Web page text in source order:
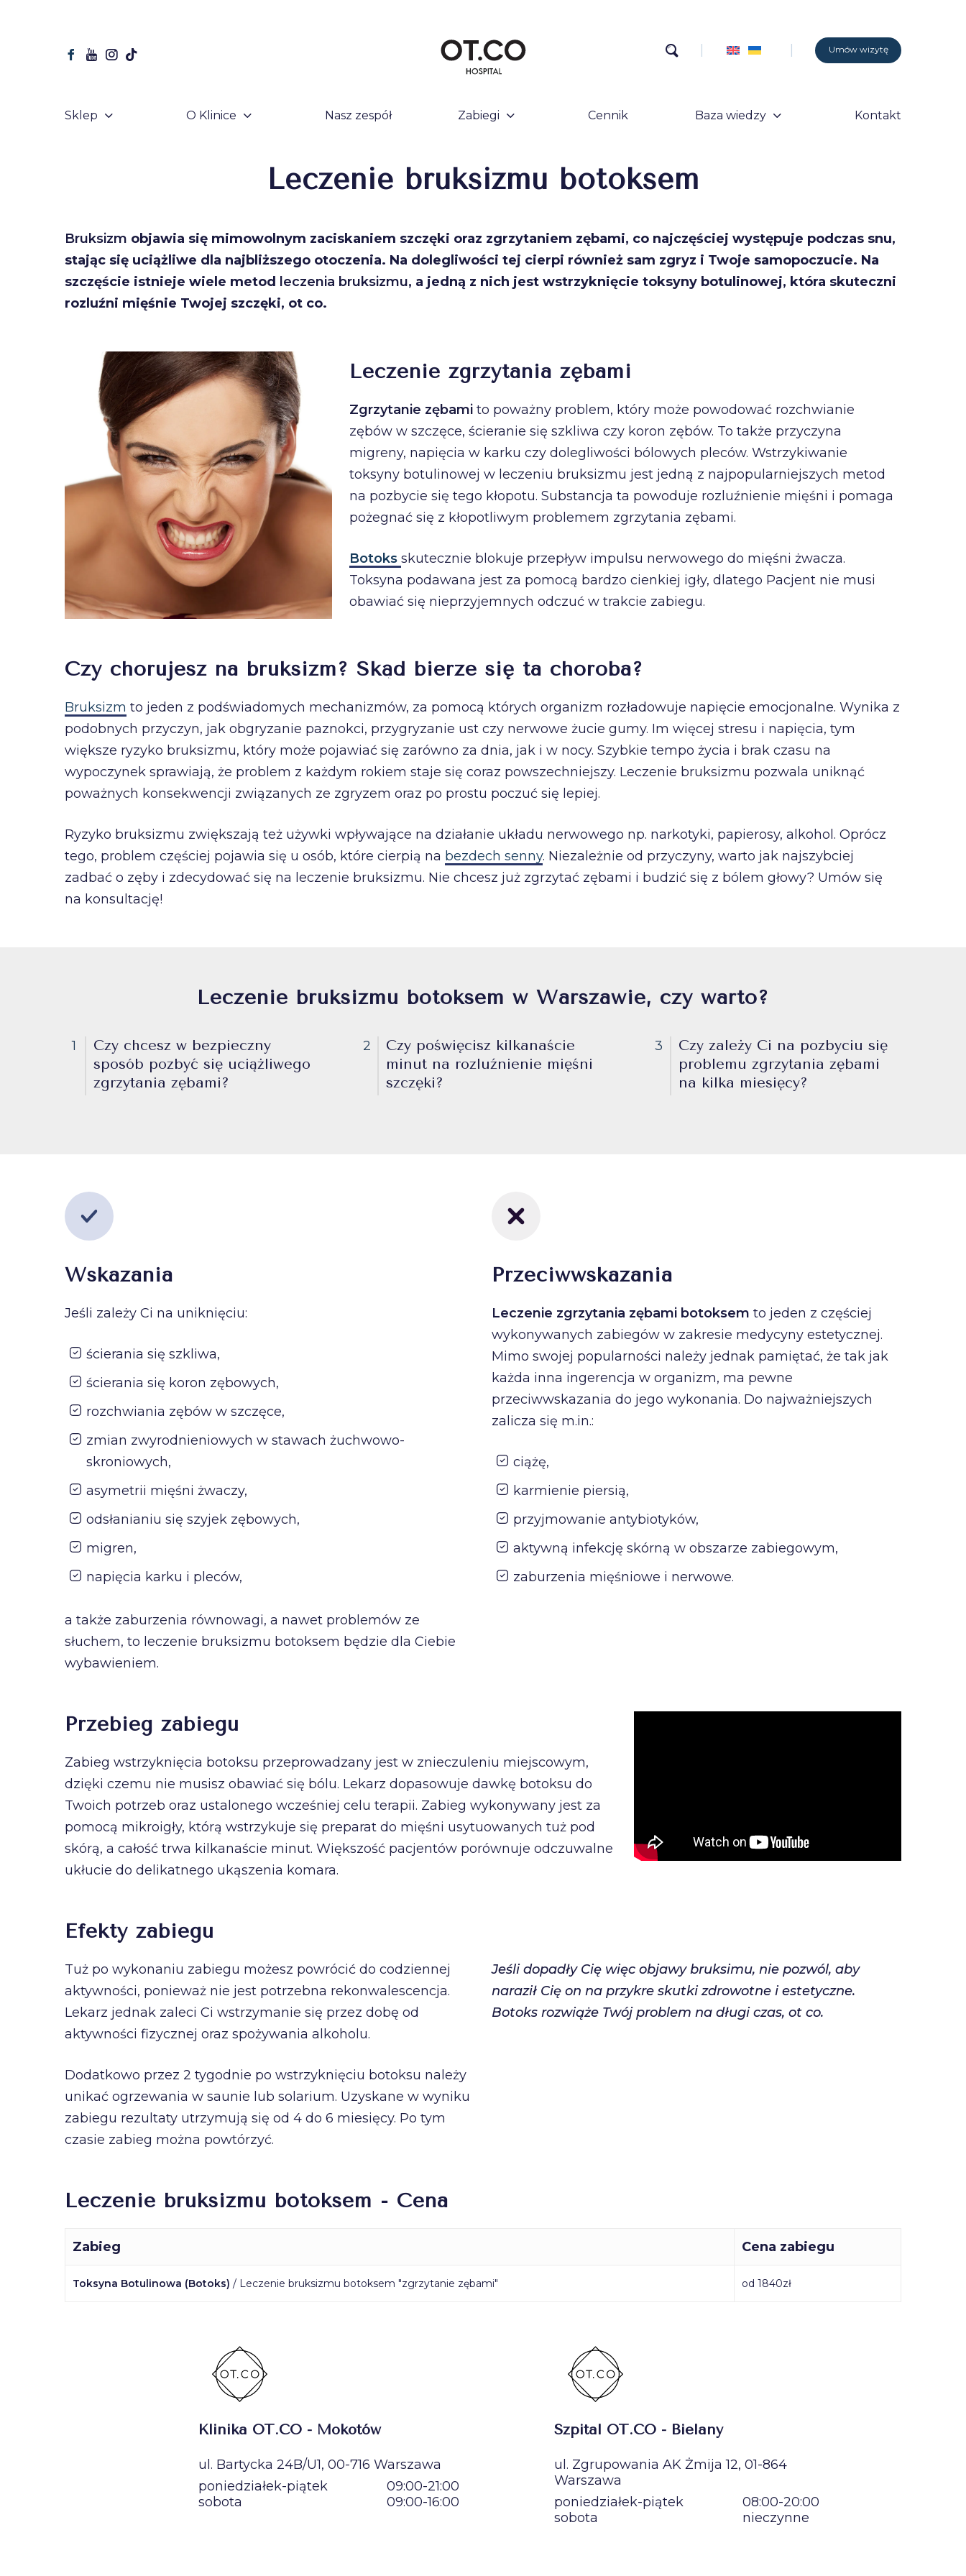
Umów wizytę
Sklep O Klinice Nasz zespół Zabiegi Cennik Baza wiedzy Kontakt
Leczenie bruksizmu botoksem
Bruksizm objawia się mimowolnym zaciskaniem szczęki oraz zgrzytaniem zębami, co najczęściej występuje podczas snu,
stając się uciążliwe dla najbliższego otoczenia. Na dolegliwości tej cierpi również sam zgryz i Twoje samopoczucie. Na
szczęście istnieje wiele metod
leczenia bruksizmu, a jedną z nich jest wstrzyknięcie toksyny botulinowej, która skuteczni
rozluźni mięśnie Twojej szczęki, ot co.
Leczenie zgrzytania zębami
Zgrzytanie zębami to poważny problem, który może powodować rozchwianie
zębów w szczęce, ścieranie się szkliwa czy koron zębów. To także przyczyna
migreny, napięcia w karku czy dolegliwości bólowych pleców. Wstrzykiwanie
toksyny botulinowej w leczeniu bruksizmu jest jedną z najpopularniejszych metod
na pozbycie się tego kłopotu. Substancja ta powoduje rozluźnienie mięśni i pomaga
pożegnać się z kłopotliwym problemem zgrzytania zębami.
Botoks skutecznie blokuje przepływ impulsu nerwowego do mięśni żwacza.
Toksyna podawana jest za pomocą bardzo cienkiej igły, dlatego Pacjent nie musi
obawiać się nieprzyjemnych odczuć w trakcie zabiegu.
Czy chorujesz na bruksizm? Skąd bierze się ta choroba?
Bruksizm to jeden z podświadomych mechanizmów, za pomocą których organizm rozładowuje napięcie emocjonalne. Wynika z
podobnych przyczyn, jak obgryzanie paznokci, przygryzanie ust czy nerwowe żucie gumy. Im więcej stresu i napięcia, tym
większe ryzyko bruksizmu, który może pojawiać się zarówno za dnia, jak i w nocy. Szybkie tempo życia i brak czasu na
wypoczynek sprawiają, że problem z każdym rokiem staje się coraz powszechniejszy. Leczenie bruksizmu pozwala uniknąć
poważnych konsekwencji związanych ze zgryzem oraz po prostu poczuć się lepiej.
Ryzyko bruksizmu zwiększają też używki wpływające na działanie układu nerwowego np. narkotyki, papierosy, alkohol. Oprócz
tego, problem częściej pojawia się u osób, które cierpią na bezdech senny. Niezależnie od przyczyny, warto jak najszybciej
zadbać o zęby i zdecydować się na leczenie bruksizmu. Nie chcesz już zgrzytać zębami i budzić się z bólem głowy? Umów się
na konsultację!
Leczenie bruksizmu botoksem w Warszawie, czy warto?
1
Czy chcesz w bezpieczny
sposób pozbyć się uciążliwego
zgrzytania zębami?
2
Czy poświęcisz kilkanaście
minut na rozluźnienie mięśni
szczęki?
3
Czy zależy Ci na pozbyciu się
problemu zgrzytania zębami
na kilka miesięcy?
Wskazania
Jeśli zależy Ci na uniknięciu:
ścierania się szkliwa,
ścierania się koron zębowych,
rozchwiania zębów w szczęce,
zmian zwyrodnieniowych w stawach żuchwowo-
skroniowych,
asymetrii mięśni żwaczy,
odsłanianiu się szyjek zębowych,
migren,
napięcia karku i pleców,
a także zaburzenia równowagi, a nawet problemów ze
słuchem, to leczenie bruksizmu botoksem będzie dla Ciebie
wybawieniem.
Przeciwwskazania
Leczenie zgrzytania zębami botoksem to jeden z częściej
wykonywanych zabiegów w zakresie medycyny estetycznej.
Mimo swojej popularności należy jednak pamiętać, że tak jak
każda inna ingerencja w organizm, ma pewne
przeciwwskazania do jego wykonania. Do najważniejszych
zalicza się m.in.:
ciążę,
karmienie piersią,
przyjmowanie antybiotyków,
aktywną infekcję skórną w obszarze zabiegowym,
zaburzenia mięśniowe i nerwowe.
Przebieg zabiegu
Zabieg wstrzyknięcia botoksu przeprowadzany jest w znieczuleniu miejscowym,
dzięki czemu nie musisz obawiać się bólu. Lekarz dopasowuje dawkę botoksu do
Twoich potrzeb oraz ustalonego wcześniej celu terapii. Zabieg wykonywany jest za
pomocą mikroigły, którą wstrzykuje się preparat do mięśni usytuowanych tuż pod
skórą, a całość trwa kilkanaście minut. Większość pacjentów porównuje odczuwalne
ukłucie do delikatnego ukąszenia komara.
Efekty zabiegu
Tuż po wykonaniu zabiegu możesz powrócić do codziennej
aktywności, ponieważ nie jest potrzebna rekonwalescencja.
Lekarz jednak zaleci Ci wstrzymanie się przez dobę od
aktywności fizycznej oraz spożywania alkoholu.
Dodatkowo przez 2 tygodnie po wstrzyknięciu botoksu należy
unikać ogrzewania w saunie lub solarium. Uzyskane w wyniku
zabiegu rezultaty utrzymują się od 4 do 6 miesięcy. Po tym
czasie zabieg można powtórzyć.
Jeśli dopadły Cię więc objawy bruksimu, nie pozwól, aby
naraził Cię on na przykre skutki zdrowotne i estetyczne.
Botoks rozwiąże Twój problem na długi czas, ot co.
Leczenie bruksizmu botoksem - Cena
Zabieg Cena zabiegu
Toksyna Botulinowa (Botoks) / Leczenie bruksizmu botoksem "zgrzytanie zębami" od 1840zł
Klinika OT.CO - Mokotów
ul. Bartycka 24B/U1, 00-716 Warszawa
poniedziałek-piątek
09:00-21:00
sobota
09:00-16:00
Szpital OT.CO - Bielany
ul. Zgrupowania AK Żmija 12, 01-864
Warszawa
poniedziałek-piątek
08:00-20:00
sobota
nieczynne